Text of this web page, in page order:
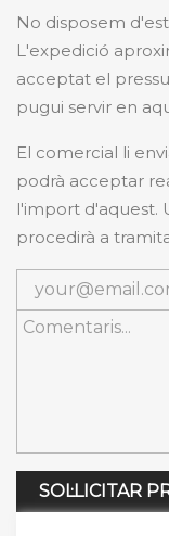
No disposem
L'expedició
acceptat el
pugui servir en
El comercial li
podrà acceptar
l'import d'aquest.
procedirà a
SOL·LICITAR